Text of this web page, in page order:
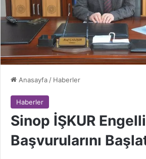
Anasayfa / Haberler
Haberler
Sinop İŞKUR
Başvurularını